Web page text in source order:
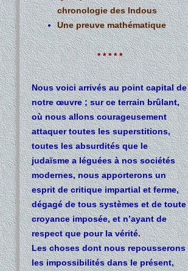
chronologie des Indous
Une preuve mathématique
* * * * *
Nous voici arrivés au point capital de
notre œuvre ; sur ce terrain brûlant,
où nous allons courageusement
attaquer toutes les superstitions,
toutes les absurdités que le
judaïsme a léguées à nos sociétés
modernes, nous apporterons un
esprit de critique impartial et ferme,
dégagé de tous systèmes et de toute
croyance imposée, et n’ayant de
respect que pour la vérité.
Les choses dont nous repousserons
les impossibilités dans le présent,